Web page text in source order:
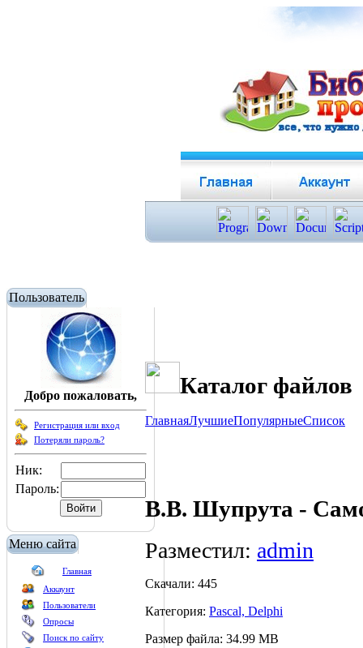
Пользователь
Добро пожаловать,
Регистрация или вход
Потеряли пароль?
Ник:
Пароль:
Меню сайта
Главная
Аккаунт
Пользователи
Опросы
Поиск по сайту
Каталог файлов
ГлавнаяЛучшиеПопулярныеСписок
В.В. Шупрута -
Разместил: admin
Скачали: 445
Категория: Pascal, Delphi
Размер файла: 34.99 MB